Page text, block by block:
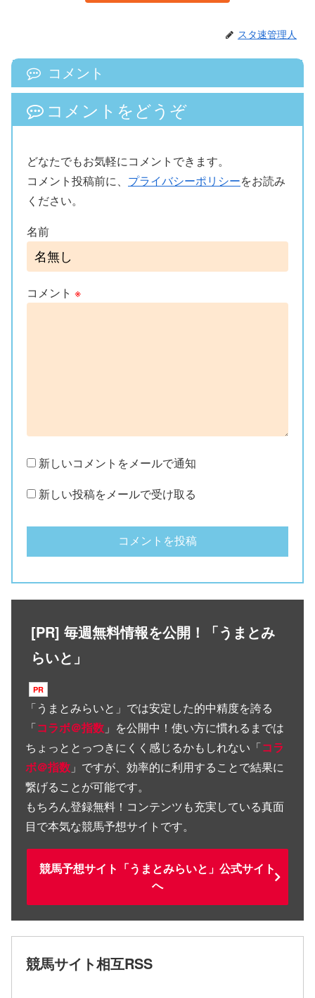
スタ速管理人
コメント
コメントをどうぞ
どなたでもお気軽にコメントできます。
コメント投稿前に、 プライバシーポリシーをお読み
ください。
名前
コメント ※
新しいコメントをメールで通知
新しい投稿をメールで受け取る
[PR] 毎週無料情報を公開！「うまとみ
らいと」
「うまとみらいと 」では安定した的中精度を誇る
「コラボ＠指数 」を公開中！使い方に慣れるまでは
ちょっととっつきにくく感じるかもしれない「コラ
ボ＠指数 」ですが、効率的に利用することで結果に
繋げることが可能です。
もちろん登録無料！コンテンツも充実している真面
目で本気な競馬予想サイトです。
競馬予想サイト「うまとみらいと」公式サイト
へ
競馬サイト相互RSS